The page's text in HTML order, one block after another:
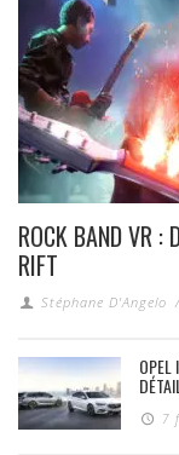
ROCK BAND VR :
RIFT
Stéphane D'Angelo
OPEL
7